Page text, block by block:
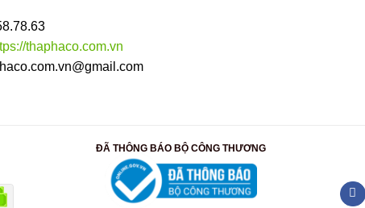
thaphaco.com.vn
ĐÃ THÔNG BÁO BỘ CÔNG THƯƠNG